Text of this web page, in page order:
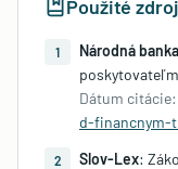
Použité
1 Národná
Dátum citácie:
d-financnym-
2 Slov-Lex: